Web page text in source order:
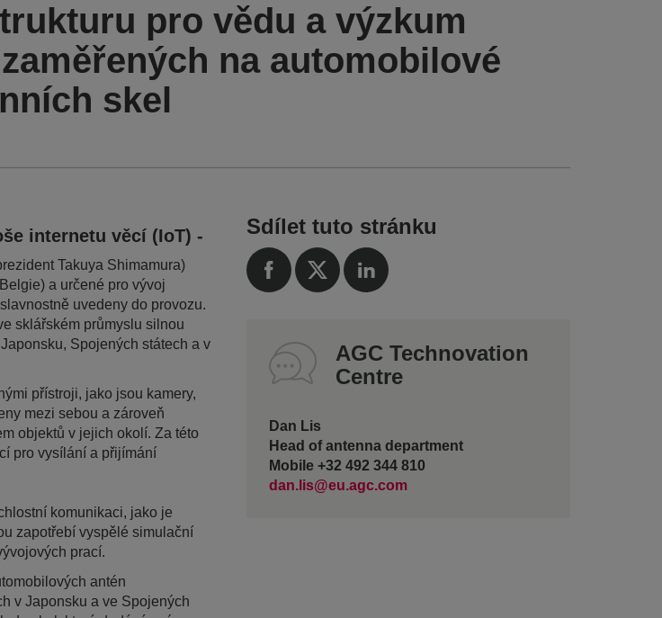
pro vědu a výzkum
na automobilové
skel
internetu věcí (IoT) -
Takuya Shimamura)
a určené pro vývoj
uvedeny do provozu.
sklářském průmyslu silnou
Spojených státech a v
přístroji, jako jsou kamery,
mezi sebou a zároveň
objektů v jejich okolí. Za této
pro vysílání a přijímání
komunikaci, jako je
zapotřebí vyspělé simulační
prací.
antén
v Japonsku a ve Spojených
Sdílet tuto stránku
AGC Technovation
Centre
Dan Lis
Head of antenna department
Mobile +32 492 344 810
dan.lis@eu.agc.com